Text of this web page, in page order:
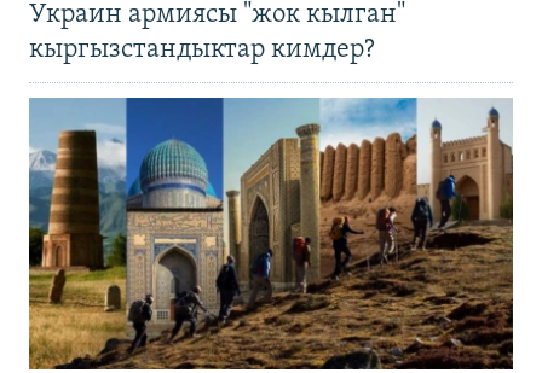
Украин армиясы "жок кылган"
кыргызстандыктар кимдер?